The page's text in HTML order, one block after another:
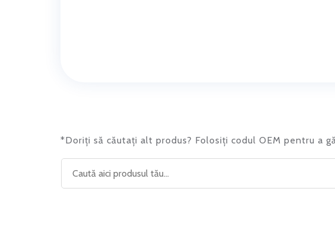
*Doriți să căutați alt produs? Folosiți codul OEM pentru a